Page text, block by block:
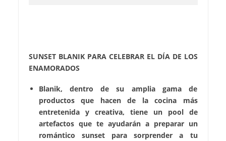
SUNSET BLANIK PARA CELEBRAR EL DÍA DE LOS
ENAMORADOS
Blanik, dentro de su amplia gama de
productos que hacen de la cocina más
entretenida y creativa, tiene un pool de
artefactos que te ayudarán a preparar un
romántico sunset para sorprender a tu